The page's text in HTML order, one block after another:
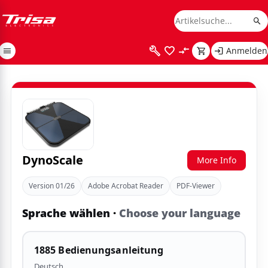
Anmelden
DynoScale More Info
Version 01/26 Adobe Acrobat Reader PDF-Viewer
Sprache wählen · Choose your language
1885 Bedienungsanleitung